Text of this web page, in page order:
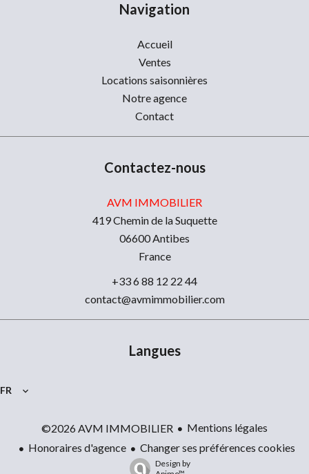
Navigation
Accueil
Ventes
Locations saisonnières
Notre agence
Contact
Contactez-nous
AVM IMMOBILIER
419 Chemin de la Suquette
06600Antibes
France
+33 6 88 12 22 44
contact@avmimmobilier.com
Langues
FR
©2026 AVM IMMOBILIER
Mentions légales
Honoraires d'agence
Changer ses préférences cookies
Design by